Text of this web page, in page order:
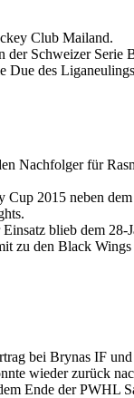
Club Mailand.
Schweizer
Due des
Nachfolger für
2015 neben
blieb dem
zu den Black
bei Brynas IF
wieder zurück
Ende der PWHL